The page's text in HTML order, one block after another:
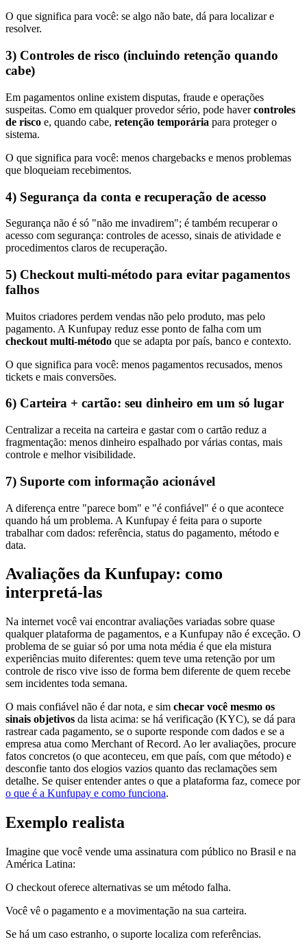
O que significa para você: se algo não bate, dá para localizar e
resolver.
3) Controles de risco (incluindo retenção quando
cabe)
Em pagamentos online existem disputas, fraude e operações
suspeitas. Como em qualquer provedor sério, pode havercontroles
de risco e, quando cabe, retenção temporária para proteger o
sistema.
O que significa para você: menos chargebacks e menos problemas
que bloqueiam recebimentos.
4) Segurança da conta e recuperação de acesso
Segurança não é só "não me invadirem"; é também recuperar o
acesso com segurança: controles de acesso, sinais de atividade e
procedimentos claros de recuperação.
5) Checkout multi-método para evitar pagamentos
falhos
Muitos criadores perdem vendas não pelo produto, mas pelo
pagamento. A Kunfupay reduz esse ponto de falha com um
checkout multi-método que se adapta por país, banco e contexto.
O que significa para você: menos pagamentos recusados, menos
tickets e mais conversões.
6) Carteira + cartão: seu dinheiro em um só lugar
Centralizar a receita na carteira e gastar com o cartão reduz a
fragmentação: menos dinheiro espalhado por várias contas, mais
controle e melhor visibilidade.
7) Suporte com informação acionável
A diferença entre "parece bom" e "é confiável" é o que acontece
quando há um problema. A Kunfupay é feita para o suporte
trabalhar com dados: referência, status do pagamento, método e
data.
Avaliações da Kunfupay: como
interpretá-las
Na internet você vai encontrar avaliações variadas sobre quase
qualquer plataforma de pagamentos, e a Kunfupay não é exceção. O
problema de se guiar só por uma nota média é que ela mistura
experiências muito diferentes: quem teve uma retenção por um
controle de risco vive isso de forma bem diferente de quem recebe
sem incidentes toda semana.
O mais confiável não é dar nota, e sim checar você mesmo os
sinais objetivos da lista acima: se há verificação (KYC), se dá para
rastrear cada pagamento, se o suporte responde com dados e se a
empresa atua como Merchant of Record. Ao ler avaliações, procure
fatos concretos (o que aconteceu, em que país, com que método) e
desconfie tanto dos elogios vazios quanto das reclamações sem
detalhe. Se quiser entender antes o que a plataforma faz, comece por
o que é a Kunfupay e como funciona.
Exemplo realista
Imagine que você vende uma assinatura com público no Brasil e na
América Latina:
O checkout oferece alternativas se um método falha.
Você vê o pagamento e a movimentação na sua carteira.
Se há um caso estranho, o suporte localiza com referências.